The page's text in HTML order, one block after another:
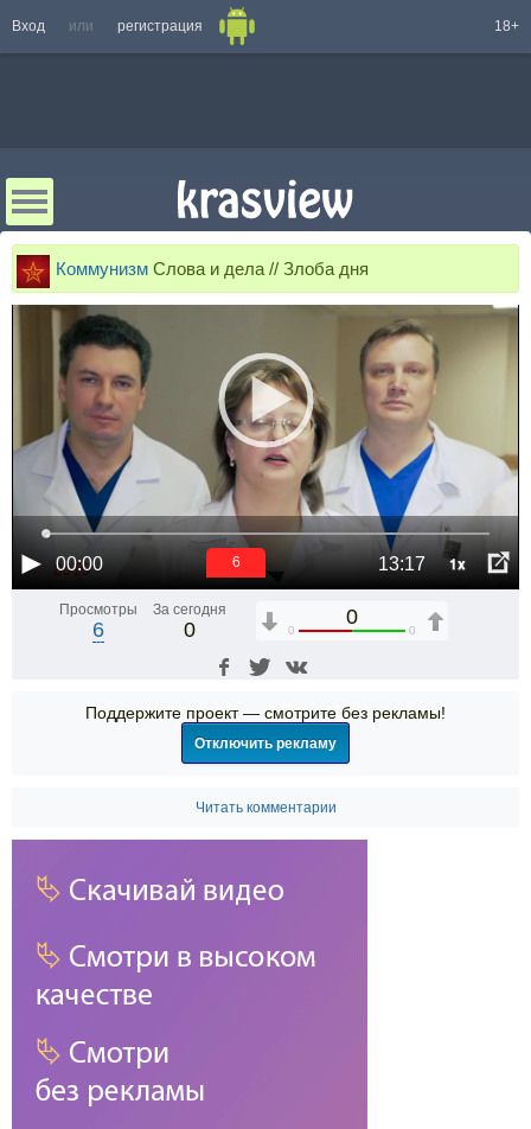
Вход или регистрация 18+
Коммунизм Слова и дела // Злоба дня
00:00 13:17 1x
6
Просмотры
6
За сегодня
0
0
0 0
Поддержите проект — смотрите без рекламы!
Отключить рекламу
Читать комментарии